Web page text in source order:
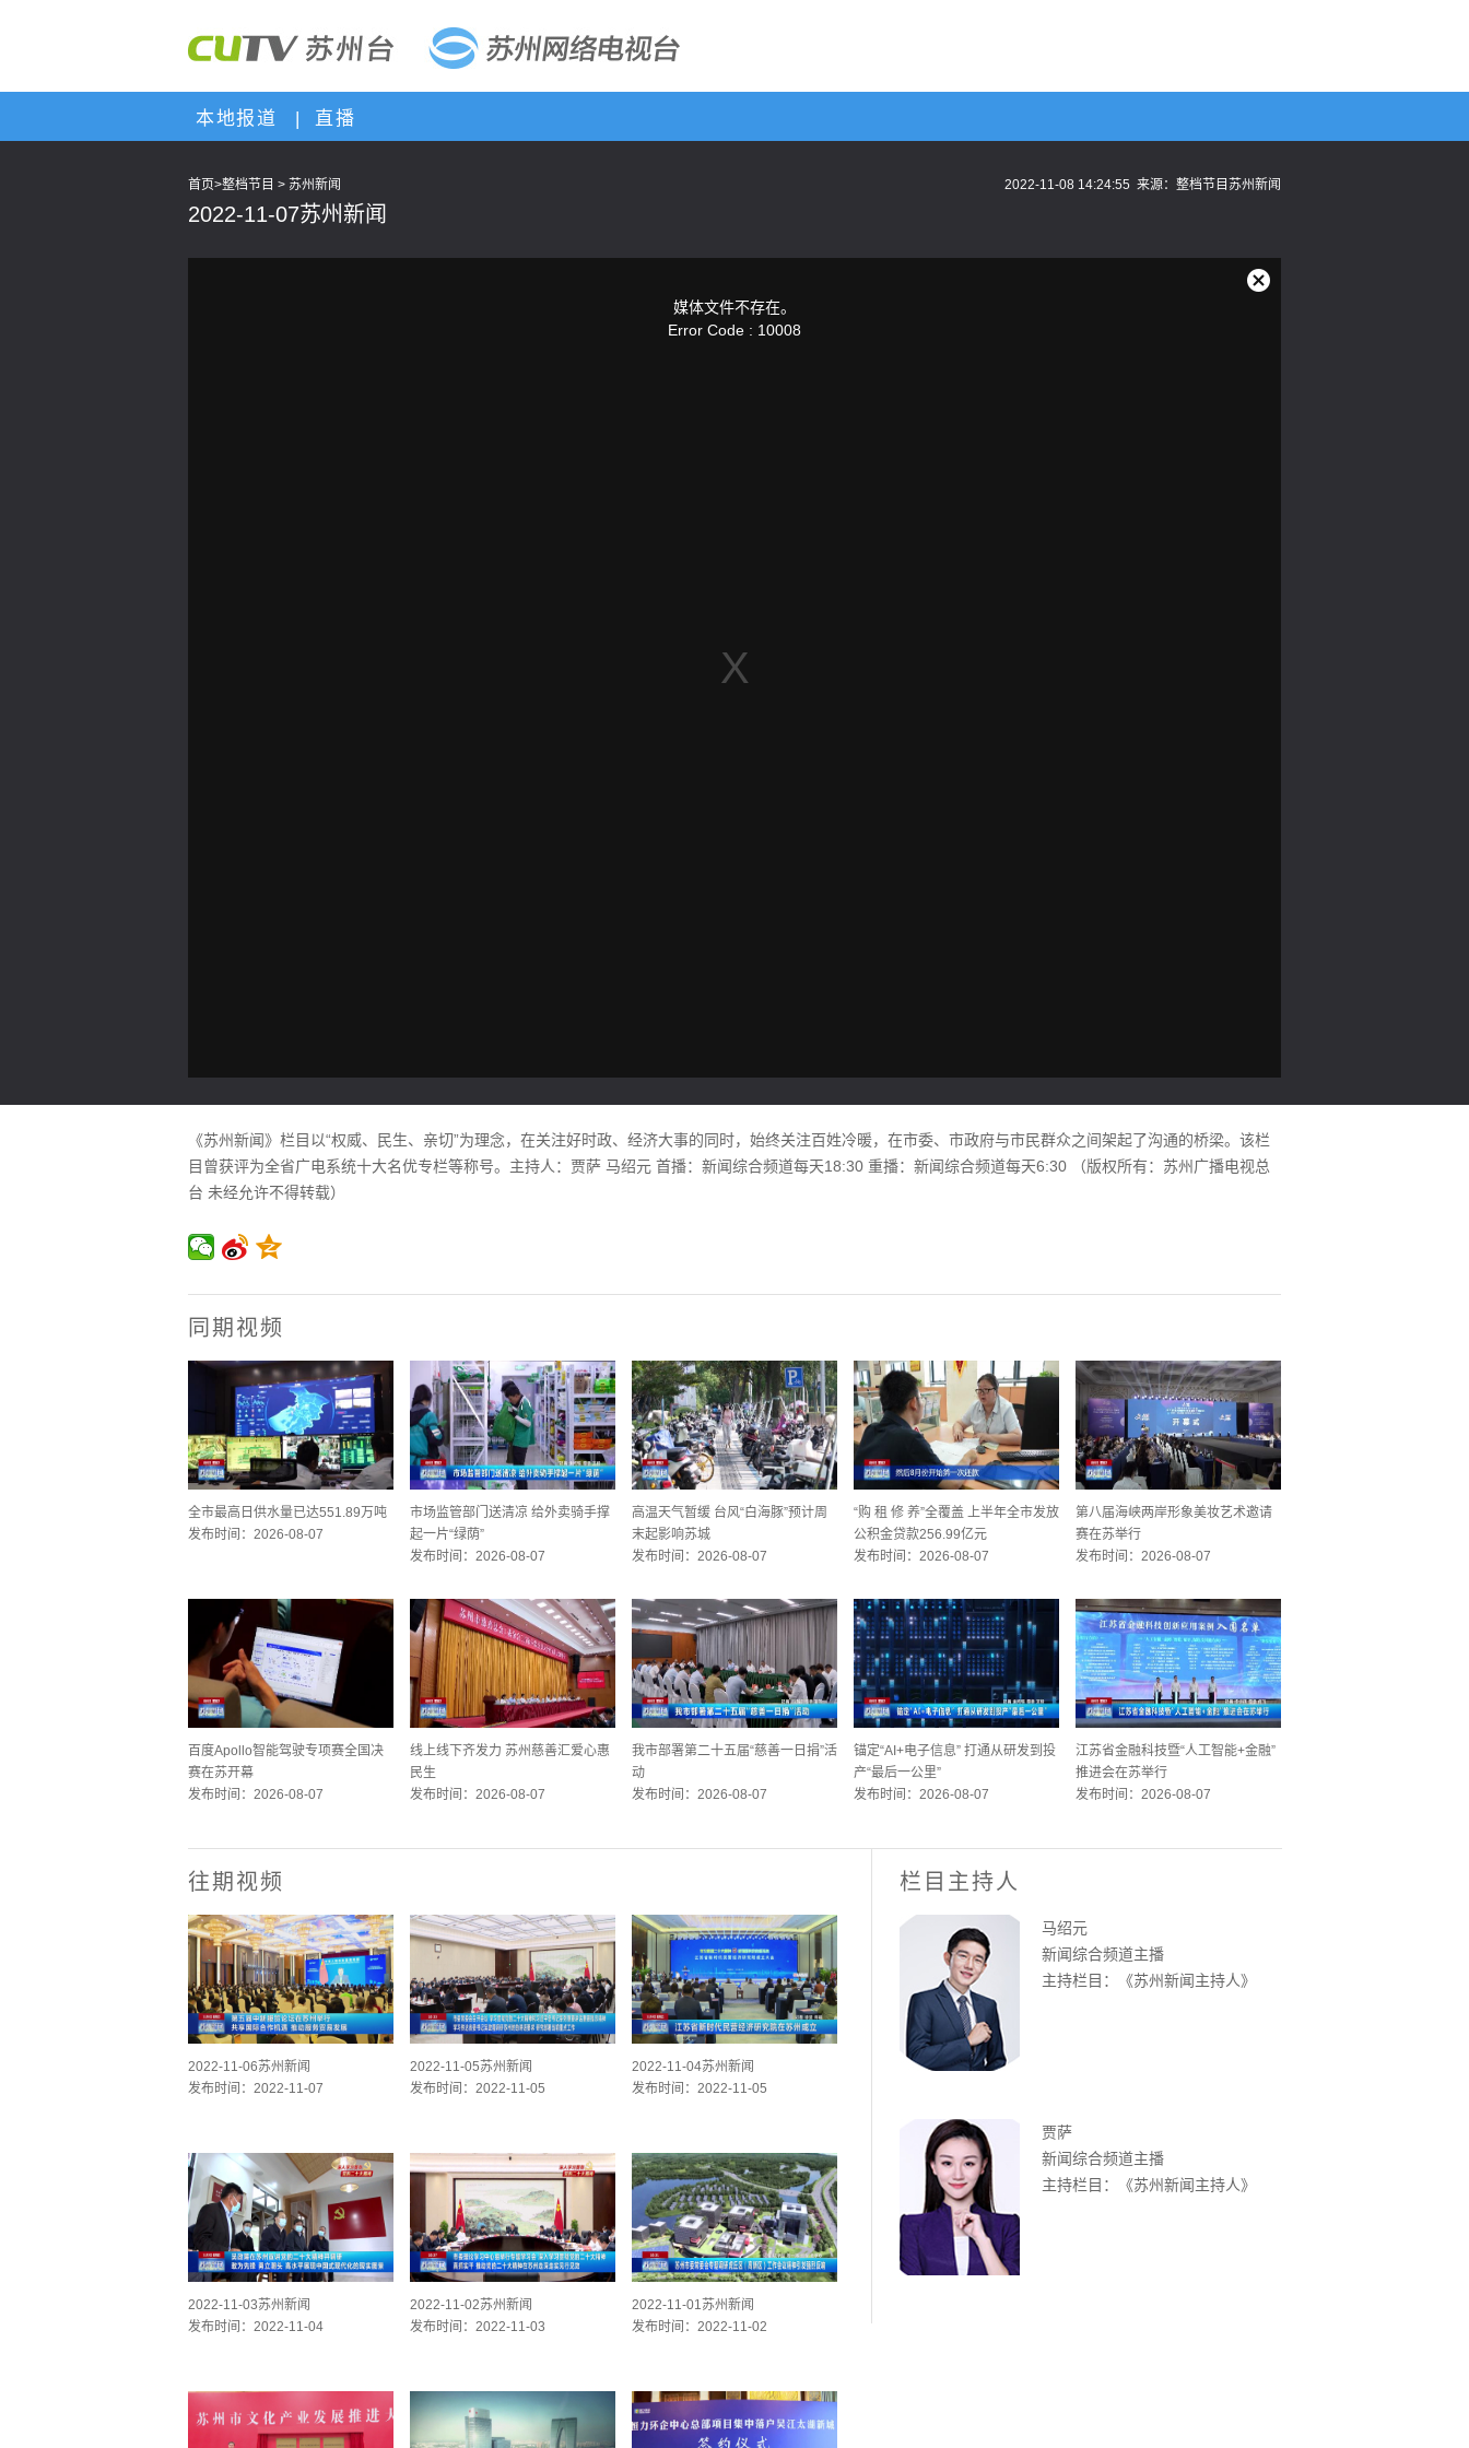
本地报道 | 直播
首页>整档节目 > 苏州新闻 2022-11-08 14:24:55 来源： 整档节目苏州新闻
2022-11-07苏州新闻
媒体文件不存在。
Error Code : 10008
关
《苏州新闻》栏目以“权威、民生、亲切”为理念，在关注好时政、经济大事的同时，始终关注百姓冷暖，在市委、市政府与市民群众之间架起了沟通的桥梁。该栏
目曾获评为全省广电系统十大名优专栏等称号。主持人：贾萨 马绍元 首播：新闻综合频道每天18:30 重播：新闻综合频道每天6:30 （版权所有：苏州广播电视总
台 未经允许不得转载）
同期视频
全市最高日供水量已达551.89万吨
发布时间：2026-08-07
市场监管部门送清凉 给外卖骑手撑
起一片“绿荫”
发布时间：2026-08-07
高温天气暂缓 台风“白海豚”预计周
末起影响苏城
发布时间：2026-08-07
“购 租 修 养”全覆盖 上半年全市发放
公积金贷款256.99亿元
发布时间：2026-08-07
第八届海峡两岸形象美妆艺术邀请
赛在苏举行
发布时间：2026-08-07
百度Apollo智能驾驶专项赛全国决
赛在苏开幕
发布时间：2026-08-07
线上线下齐发力 苏州慈善汇爱心惠
民生
发布时间：2026-08-07
我市部署第二十五届“慈善一日捐”活
动
发布时间：2026-08-07
锚定“AI+电子信息” 打通从研发到投
产“最后一公里”
发布时间：2026-08-07
江苏省金融科技暨“人工智能+金融”
推进会在苏举行
发布时间：2026-08-07
往期视频
2022-11-06苏州新闻
发布时间：2022-11-07
2022-11-05苏州新闻
发布时间：2022-11-05
2022-11-04苏州新闻
发布时间：2022-11-05
2022-11-03苏州新闻
发布时间：2022-11-04
2022-11-02苏州新闻
发布时间：2022-11-03
2022-11-01苏州新闻
发布时间：2022-11-02
栏目主持人
马绍元
新闻综合频道主播
主持栏目：《苏州新闻主持人》
贾萨
新闻综合频道主播
主持栏目：《苏州新闻主持人》